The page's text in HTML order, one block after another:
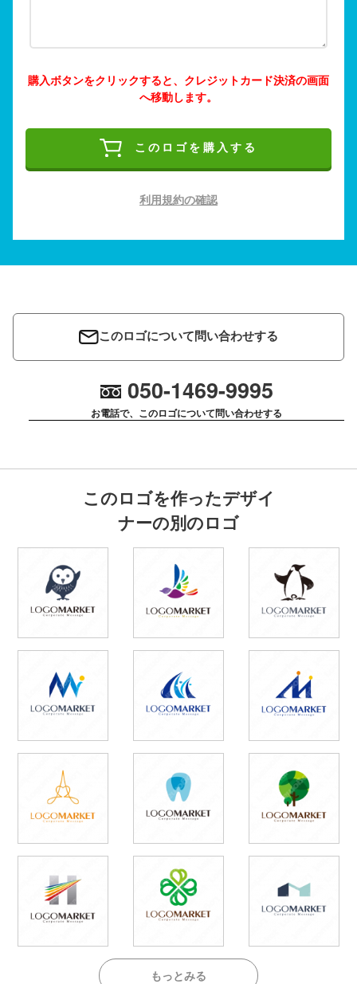
購入ボタンをクリックすると、クレジットカード決済の画面
へ移動します。
このロゴを購入する
利用規約の確認
このロゴについて問い合わせする
050-1469-9995
お電話で、このロゴについて問い合わせする
このロゴを作ったデザイ
ナーの別のロゴ
もっとみる